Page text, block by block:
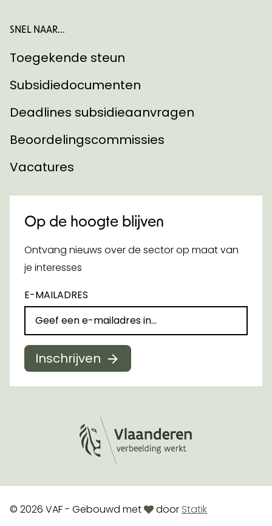
SNEL NAAR...
Toegekende steun
Subsidiedocumenten
Deadlines subsidieaanvragen
Beoordelingscommissies
Vacatures
Op de hoogte blijven
Ontvang nieuws over de sector op maat van
je interesses
E-MAILADRES
Inschrijven
© 2026 VAF - Gebouwd metlovedoor Statik